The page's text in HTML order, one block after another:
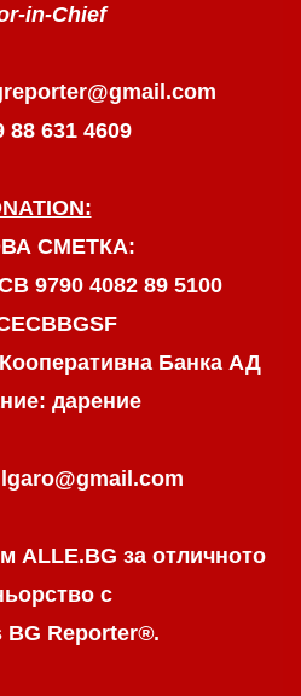
in-Chief
88 631 4609
СМЕТКА:
9790 4082 89 5100
Банка АД
дарение
ALLE.BG за отличното
с
BG Reporter®.